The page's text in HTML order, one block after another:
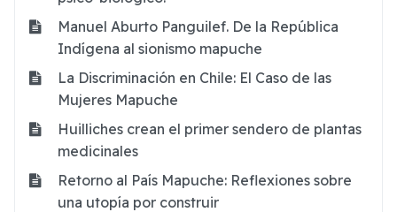
Manuel Aburto Panguilef. De la República
Indígena al sionismo mapuche
La Discriminación en Chile: El Caso de las
Mujeres Mapuche
Huilliches crean el primer sendero de plantas
medicinales
Retorno al País Mapuche: Reflexiones sobre
una utopía por construir